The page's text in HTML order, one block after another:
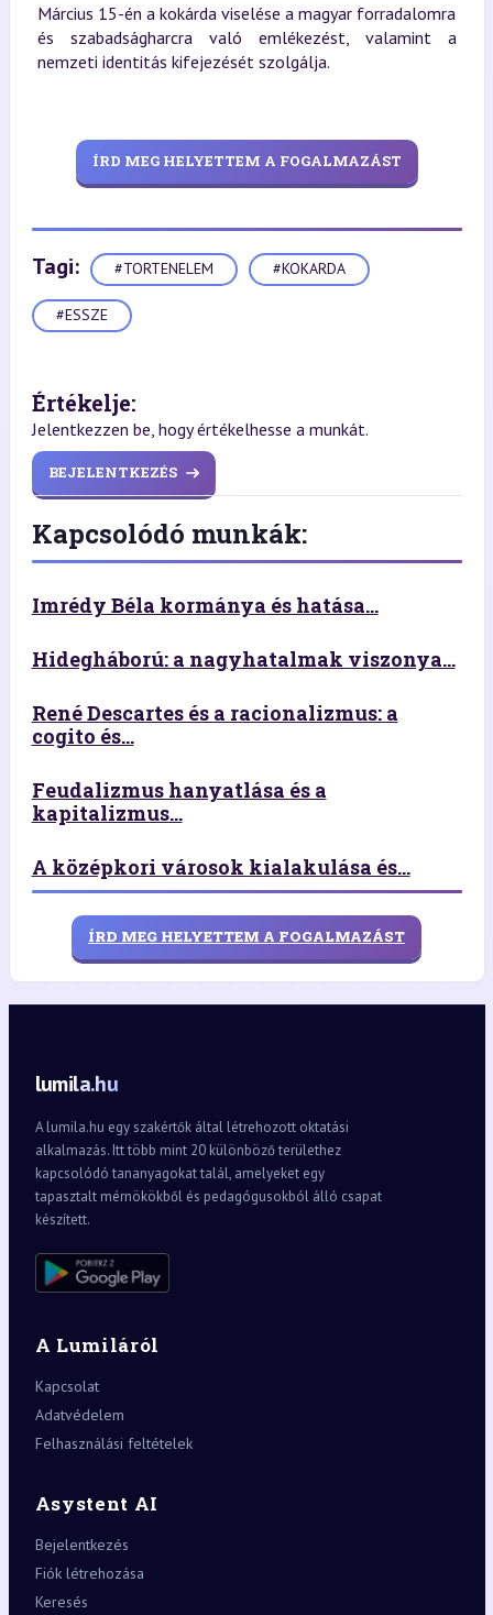
Március 15-én a kokárda viselése a magyar forradalomra
és szabadságharcra való emlékezést, valamint a
nemzeti identitás kifejezését szolgálja.
ÍRD MEG HELYETTEM A FOGALMAZÁST
Tagi: #TORTENELEM #KOKARDA
#ESSZE
Értékelje:
Jelentkezzen be, hogy értékelhesse a munkát.
BEJELENTKEZÉS
Kapcsolódó munkák:
Imrédy Béla kormánya és hatása...
Hidegháború: a nagyhatalmak viszonya...
René Descartes és a racionalizmus: a
cogito és...
Feudalizmus hanyatlása és a
kapitalizmus...
A középkori városok kialakulása és...
ÍRD MEG HELYETTEM A FOGALMAZÁST
lumila.hu
A lumila.hu egy szakértők által létrehozott oktatási
alkalmazás. Itt több mint 20 különböző területhez
kapcsolódó tananyagokat talál, amelyeket egy
tapasztalt mérnökökből és pedagógusokból álló csapat
készített.
A Lumiláról
Kapcsolat
Adatvédelem
Felhasználási feltételek
Asystent AI
Bejelentkezés
Fiók létrehozása
Keresés